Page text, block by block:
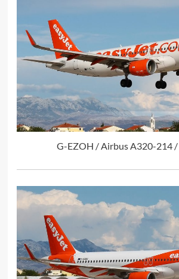
G-EZOH / Airbus A320-214 /